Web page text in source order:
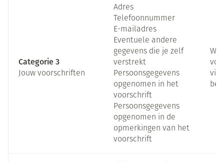
Categorie 3
Jouw voorschriften
Adres
Telefoonnummer
E-mailadres
Eventuele andere
gegevens die je zelf
verstrekt
Persoonsgegevens
opgenomen in het
voorschrift
Persoonsgegevens
opgenomen in de
opmerkingen van het
voorschrift
via